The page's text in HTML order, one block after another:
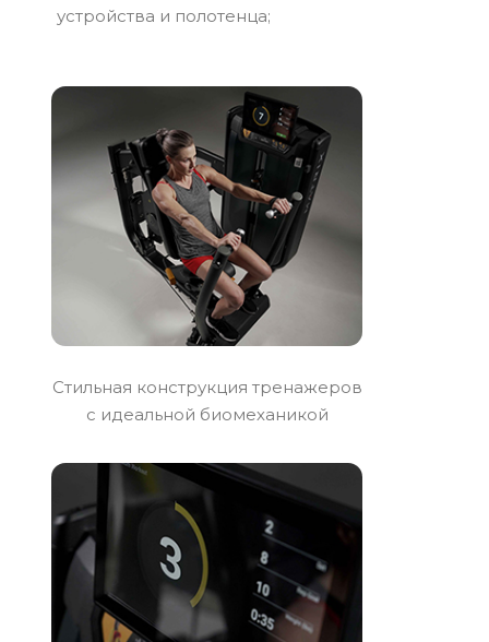
устройства и полотенца;
Стильная конструкция тренажеров
с идеальной биомеханикой